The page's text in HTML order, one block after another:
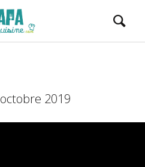
octobre 2019